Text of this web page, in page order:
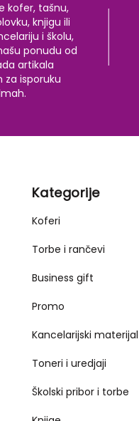
kofer, tašnu,
knjigu ili
i školu,
ponudu od
artikala
za isporuku
Kategorije
Koferi
Torbe i rančevi
Business gift
Promo
Kancelarijski materijal
Toneri i uredjaji
Školski pribor i torbe